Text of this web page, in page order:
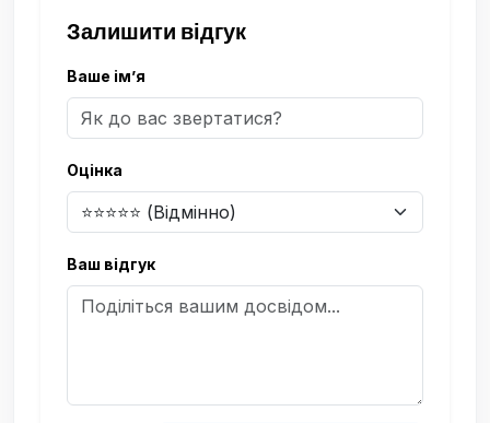
Залишити відгук
Ваше ім’я
Оцінка
Ваш відгук